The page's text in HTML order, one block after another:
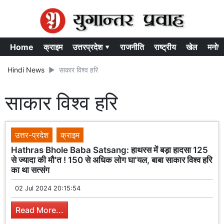
Home क्राइम उत्तरप्रदेश ▾ राजनीति राष्ट्रीय खेल
Hindi News साकार विश्व हरि
साकार विश्व हरि
उत्तर-प्रदेश
क्राइम
Hathras Bhole Baba Satsang: हाथरस में बड़ा हादसा 125
से ज्यादा की मौ'त ! 150 से अधिक लोग घा'यल, बाबा साकार विश्व हरि
का था सत्संग
02 Jul 2024 20:15:54
Read More...